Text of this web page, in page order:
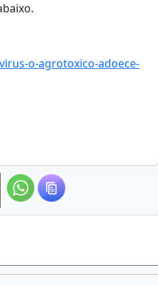
o-agrotoxico-adoece-